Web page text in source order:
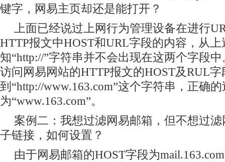
键字，网易主页却还是能打开？
上面已经说过上网行为管理设备在进行
HTTP报文中HOST和URL字段的内容，从
知“http://”字符串并不会出现在这两个字段
访问网易网站的HTTP报文的HOST及RUL
到“http://www.163.com”这个字符串，正确
为“www.163.com”。
案例二：我想过滤网易邮箱，但不想过
子链接，如何设置？
由于网易邮箱的HOST字段为